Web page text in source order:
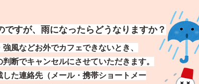
ですが、雨になったらどうなりますか？
風などお外でカフェできないとき、
断でキャンセルにさせていただきます。
た連絡先（メール・携帯ショートメー